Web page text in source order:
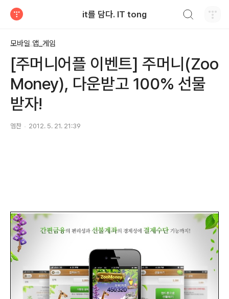
it를 담다. IT tong
모바일 앱_게임
[주머니어플 이벤트] 주머니(Zoo
Money), 다운받고 100% 선물
받자!
엠찬 2012. 5. 21. 21:39